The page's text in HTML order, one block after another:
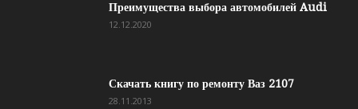
Преимущества выбора автомобилей Audi
12.12.2020
Скачать книгу по ремонту Ваз 2107
28.11.2013